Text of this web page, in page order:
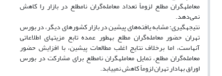
معامله‎گران مطلع لزوماً تعداد معامله‌گران نامطلع در بازار را کاهش
نمی‌دهد.
نتیجه‎گیری: مشابه یافته‌های پیشین در بازار کشورهای دیگر، در بورس
تهران حضور معامله‌گران مطلع به‎طور عمده تابع مزیت‎های اطلاعاتی
آنهاست، اما برخلاف نتایج اغلب مطالعات پیشین، با افزایش حضور
معامله‌گران مطلع، تمایل معامله‎گران نامطلع برای مشارکت در بورس
اوراق بهادار تهران لزوماً کاهش نمی‎یابد.